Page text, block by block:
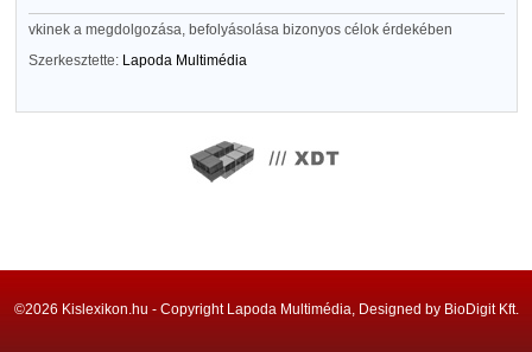
vkinek a megdolgozása, befolyásolása bizonyos célok érdekében
Szerkesztette: Lapoda Multimédia
©2026 Kislexikon.hu - Copyright Lapoda Multimédia, Designed by BioDigit Kft.